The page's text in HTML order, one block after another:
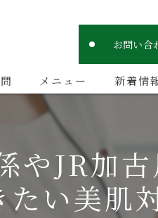
お問い合
メニュー 新着情
やJR加
たい美肌